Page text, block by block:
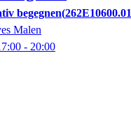
begegnen 262E10600.01
Malen
- 20:00